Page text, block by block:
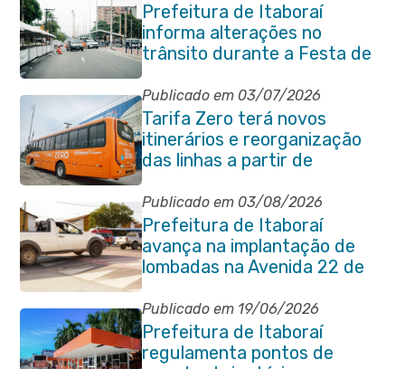
Prefeitura de Itaboraí
informa alterações no
trânsito durante a Festa de
São Pedro Apóstolo
Publicado em 03/07/2026
Tarifa Zero terá novos
itinerários e reorganização
das linhas a partir de
segunda-feira (06/07)
Publicado em 03/08/2026
Prefeitura de Itaboraí
avança na implantação de
lombadas na Avenida 22 de
Maio para reforçar a
segurança no trânsito
Publicado em 19/06/2026
Prefeitura de Itaboraí
regulamenta pontos de